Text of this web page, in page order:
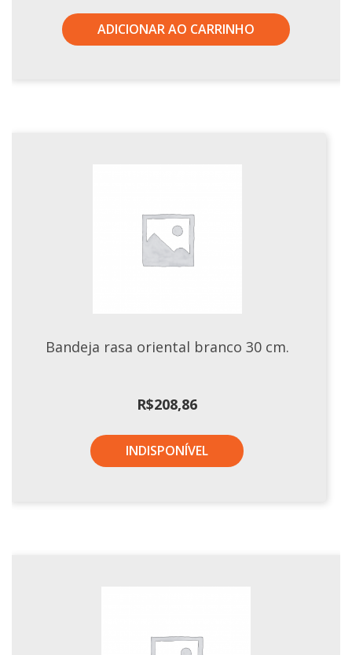
ADICIONAR AO CARRINHO
Bandeja rasa oriental branco 30 cm.
R$208,86
INDISPONÍVEL